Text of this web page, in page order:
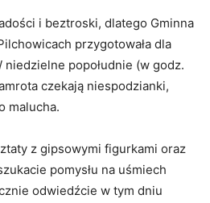
i beztroski, dlatego Gminna
przygotowała dla
niedzielne popołudnie (w godz.
czekają niespodzianki,
malucha.
z gipsowymi figurkami oraz
pomysłu na uśmiech
odwiedźcie w tym dniu